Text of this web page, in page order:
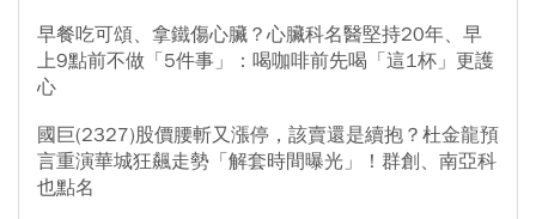
早餐吃可頌、拿鐵傷心臟？心臟科名醫堅持20年、早
上9點前不做「5件事」：喝咖啡前先喝「這1杯」更護
心
國巨(2327)股價腰斬又漲停，該賣還是續抱？杜金龍預
言重演華城狂飆走勢「解套時間曝光」！群創、南亞科
也點名